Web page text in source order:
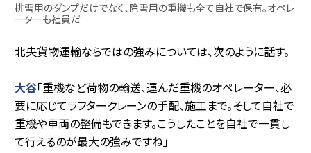
排雪用のダンプだけでなく、除雪用の重機も全て自社で保有。オペレ
ーターも社員だ
北央貨物運輸ならではの強みについては、次のように話す。
大谷「重機など荷物の輸送、運んだ重機のオペレーター、必
要に応じてラフタークレーンの手配、施工まで。そして自社で
重機や車両の整備もできます。こうしたことを自社で一貫し
て行えるのが最大の強みですね」